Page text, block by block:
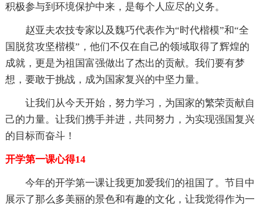
积极参与到环境保护中来，是每个人应尽的义务。
赵亚夫农技专家以及魏巧代表作为“时代楷模”和“全
国脱贫攻坚楷模”，他们不仅在自己的领域取得了辉煌的
成就，更是为祖国富强做出了杰出的贡献。我们要有梦
想，要敢于挑战，成为国家复兴的中坚力量。
让我们从今天开始，努力学习，为国家的繁荣贡献自
己的力量。让我们携手并进，共同努力，为实现强国复兴
的目标而奋斗！
开学第一课心得14
今年的开学第一课让我更加爱我们的祖国了。节目中
展示了那么多美丽的景色和有趣的文化，让我觉得作为一